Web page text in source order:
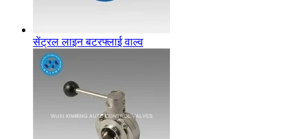
सेंट्रल लाइन बटरफ्लाई वाल्व